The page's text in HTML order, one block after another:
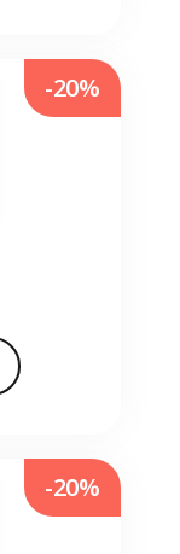
-20%
-20%